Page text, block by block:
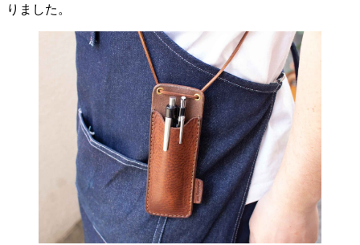
りました。